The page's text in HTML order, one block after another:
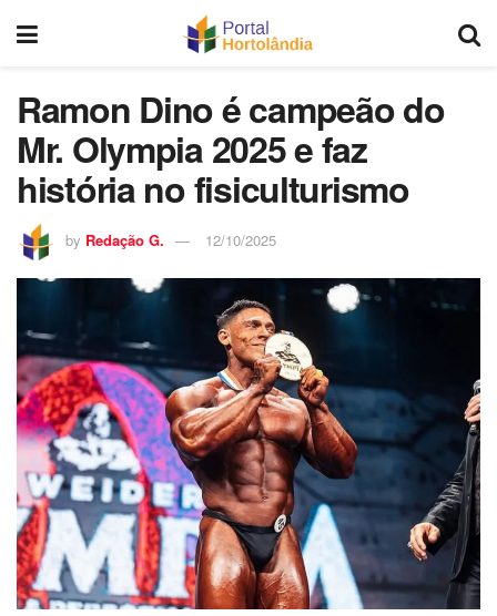
Ramon Dino é campeão do
Mr. Olympia 2025 e faz
história no fisiculturismo
by Redação G. 12/10/2025